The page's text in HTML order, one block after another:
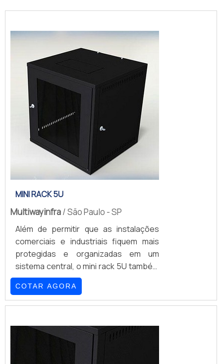
MINI RACK 5U
Multiwayinfra/ São Paulo - SP
Além de permitir que as instalações
comerciais e industriais fiquem mais
protegidas e organizadas em um
sistema central, o mini rack 5U também
evita a propagação da desordem que
se faz normalmente protagonizada via
CPUs, fios, cabos, roteadores e, em
DVR.Ele pode, sim, ser considerado a
solução para uma série de atividades
ligadas ao universo da tecnologia da
COTAR AGORA